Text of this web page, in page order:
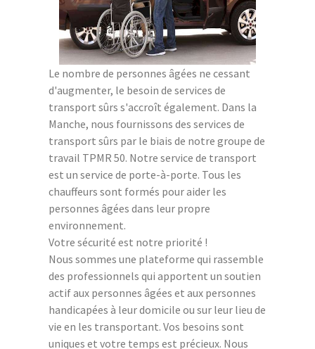
Le nombre de personnes âgées ne cessant
d'augmenter, le besoin de services de
transport sûrs s'accroît également. Dans la
Manche, nous fournissons des services de
transport sûrs par le biais de notre groupe de
travail TPMR 50. Notre service de transport
est un service de porte-à-porte. Tous les
chauffeurs sont formés pour aider les
personnes âgées dans leur propre
environnement.
Votre sécurité est notre priorité !
Nous sommes une plateforme qui rassemble
des professionnels qui apportent un soutien
actif aux personnes âgées et aux personnes
handicapées à leur domicile ou sur leur lieu de
vie en les transportant. Vos besoins sont
uniques et votre temps est précieux. Nous